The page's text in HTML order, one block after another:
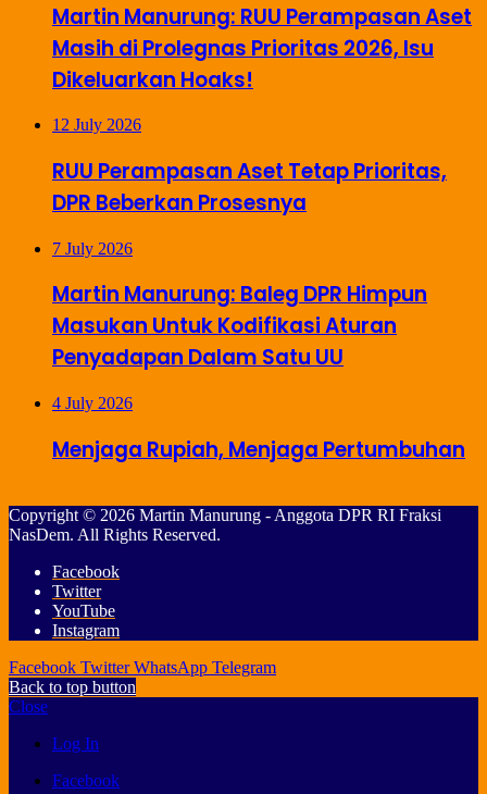
Martin Manurung: RUU Perampasan Aset
Masih di Prolegnas Prioritas 2026, Isu
Dikeluarkan Hoaks!
12 July 2026
RUU Perampasan Aset Tetap Prioritas,
DPR Beberkan Prosesnya
7 July 2026
Martin Manurung: Baleg DPR Himpun
Masukan Untuk Kodifikasi Aturan
Penyadapan Dalam Satu UU
4 July 2026
Menjaga Rupiah, Menjaga Pertumbuhan
Copyright © 2026 Martin Manurung - Anggota DPR RI Fraksi
NasDem. All Rights Reserved.
Facebook
Twitter
YouTube
Instagram
Facebook Twitter WhatsApp Telegram
Back to top button
Close
Log In
Facebook